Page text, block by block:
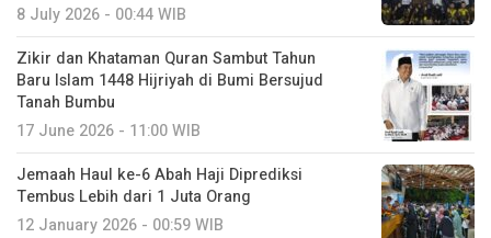
8 July 2026 - 00:44 WIB
Zikir dan Khataman Quran Sambut Tahun
Baru Islam 1448 Hijriyah di Bumi Bersujud
Tanah Bumbu
17 June 2026 - 11:00 WIB
Jemaah Haul ke-6 Abah Haji Diprediksi
Tembus Lebih dari 1 Juta Orang
12 January 2026 - 00:59 WIB